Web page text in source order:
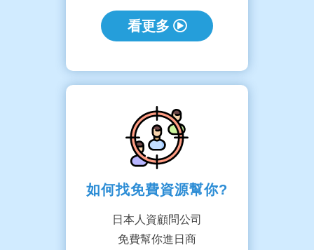
看更多
如何找免費資源幫你?
日本人資顧問公司
免費幫你進日商